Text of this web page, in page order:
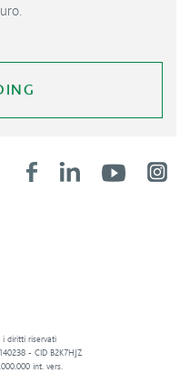
i diritti riservati
- CID B2K7HJZ
int. vers.